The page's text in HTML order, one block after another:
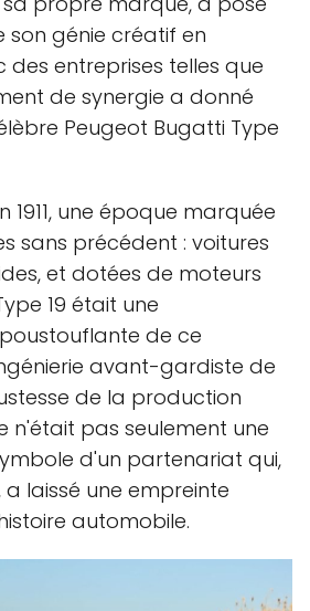
son génie créatif en
entreprises telles que
de synergie a donné
Peugeot Bugatti Type
1911, une époque marquée
sans précédent : voitures
et dotées de moteurs
19 était une
de ce
avant-gardiste de
de la production
n'était pas seulement une
d'un partenariat qui,
laissé une empreinte
automobile.